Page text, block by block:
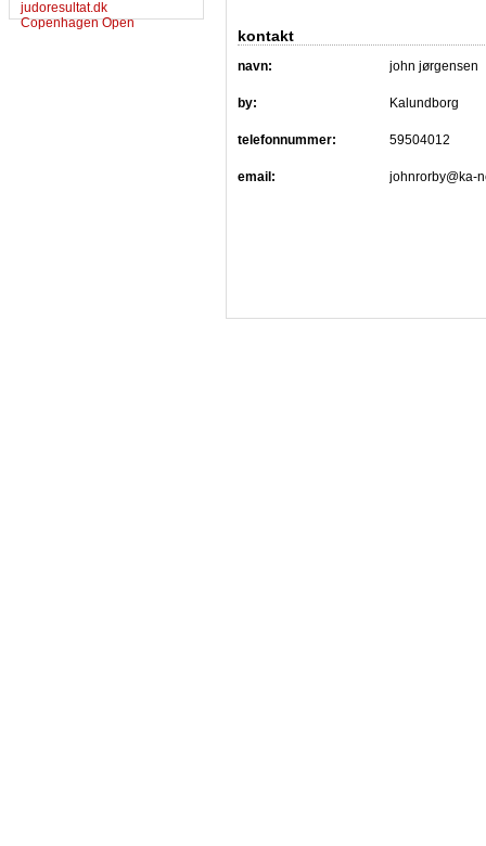
judoresultat.dk
Copenhagen Open
kontakt
navn: john jørgensen
by: Kalundborg
telefonnummer: 59504012
email: johnrorby@ka-